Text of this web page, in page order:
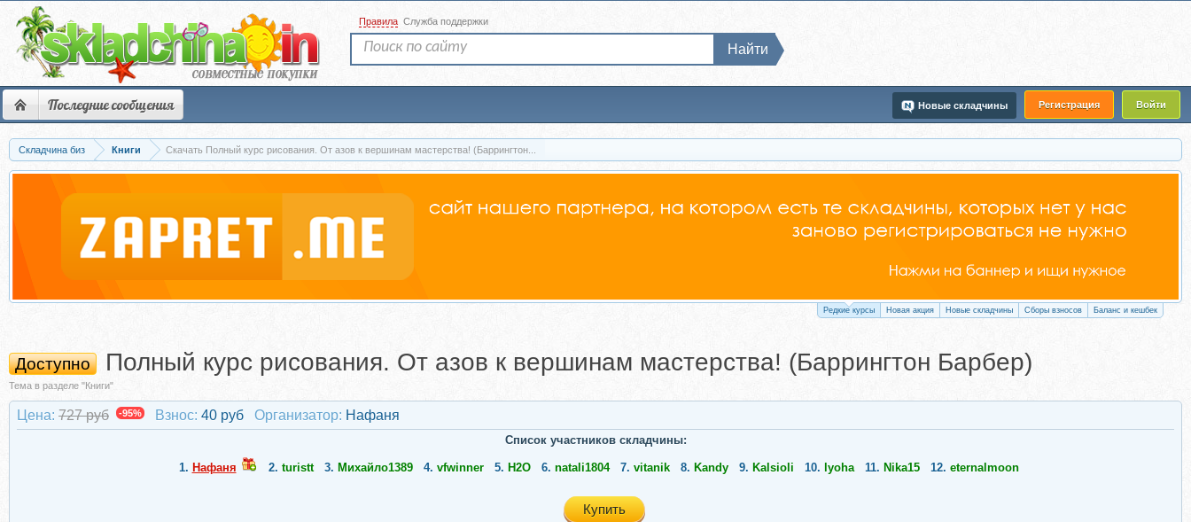
Последние сообщения Регистрация Войти
Новые складчины
Правила Служба поддержки
Найти
Складчина биз Книги Скачать Полный курс рисования. От азов к вершинам мастерства! (Баррингтон...
Редкие курсы Новая акция Новые складчины Сборы взносов Баланс и кешбек
Доступно Полный курс рисования. От азов к вершинам мастерства! (Баррингтон Барбер)
Тема в разделе "Книги"
Цена: 727 руб -95% Взнос: 40 руб Организатор: Нафаня
Список участников складчины:
1. Нафаня 2. turistt 3. Михайло1389 4. vfwinner 5. Н2О 6. natali1804 7. vitanik 8. Kandy 9. Kalsioli 10. lyoha 11. Nika15 12. eternalmoon
Купить